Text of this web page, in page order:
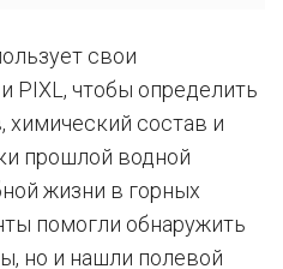
свои
PIXL, чтобы определить
состав и
прошлой водной
жизни в горных
помогли обнаружить
но и нашли полевой